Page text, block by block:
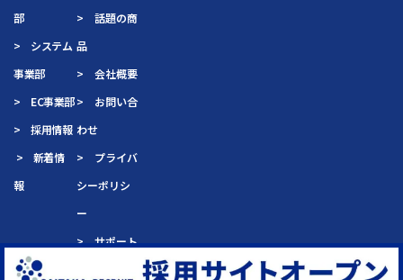
部
> システム
事業部
> EC事業部
> 採用情報
> 新着情
報
> 話題の商
品
> 会社概要
> お問い合
わせ
> プライバ
シーポリシ
ー
> サポート